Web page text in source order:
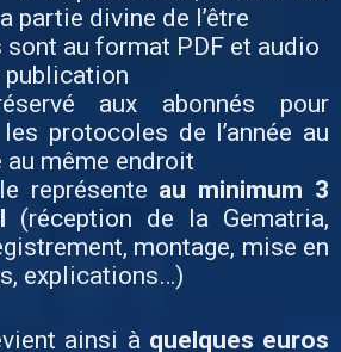
partie divine de l’être
au format PDF et audio
publication
aux abonnés pour
protocoles de l’année au
même endroit
représente au minimum 3
(réception de la Gematria,
montage, mise en
explications…)
ainsi à quelques euros